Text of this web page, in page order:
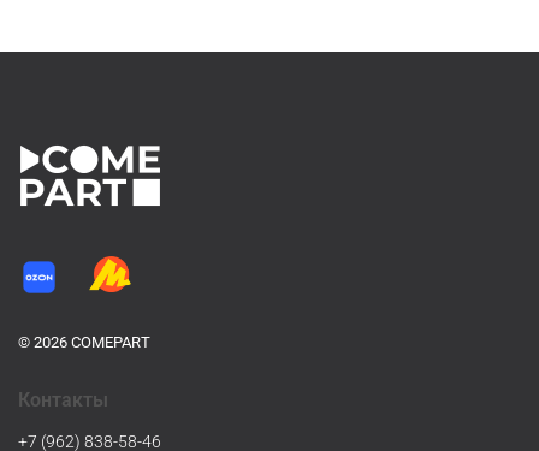
© 2026 COMEPART
Контакты
+7 (962) 838-58-46